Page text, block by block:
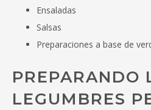
Ensaladas
Salsas
Preparaciones a base de
PREPARANDO
LEGUMBRES